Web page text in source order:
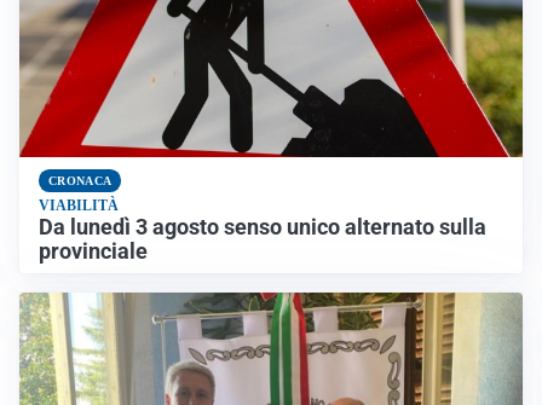
CRONACA
VIABILITÀ
Da lunedì 3 agosto senso unico alternato sulla
provinciale